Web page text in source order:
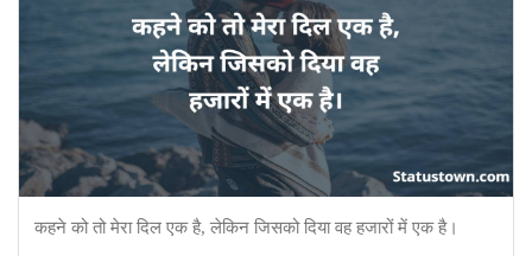
कहने को तो मेरा दिल एक है, लेकिन जिसको दिया वह हजारों में एक है।